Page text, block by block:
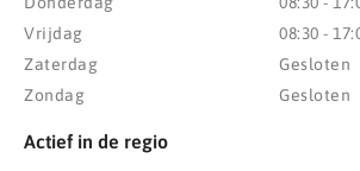
Vrijdag
Zaterdag
Zondag
08:30 -
Gesloten
Gesloten
Actief in de regio